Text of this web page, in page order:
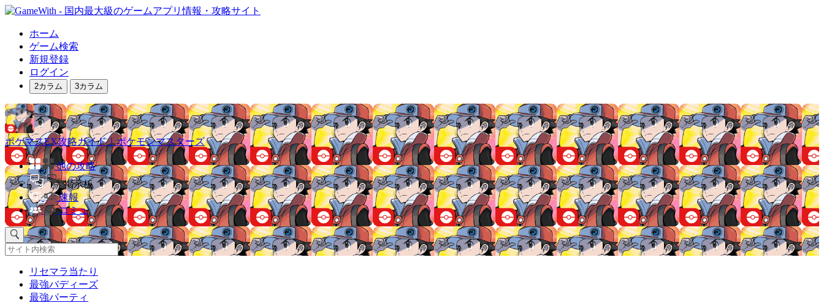
ホーム
ゲーム検索
新規登録
ログイン
2カラム 3カラム
ポケマスEX攻略ガイド｜ポケモンマスターズ
他の攻略
掲示板
速報
コミュ
リセマラ当たり
最強バディーズ
最強パーティ